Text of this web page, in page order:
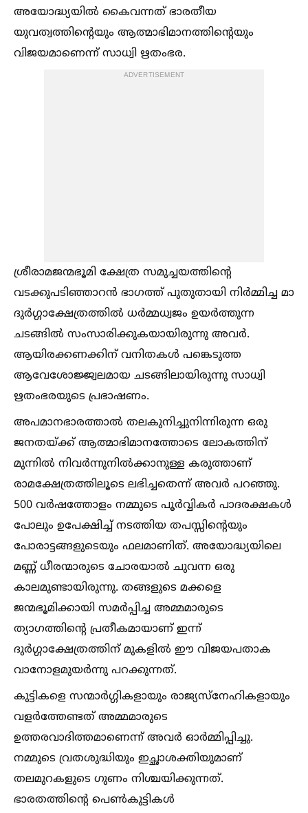
അയോദ്ധ്യയില്‍ കൈവന്നത് ഭാരതീയ
യുവത്വത്തിന്റെയും ആത്മാഭിമാനത്തിന്റെയും
വിജയമാണെന്ന് സാധ്വി ഋതംഭര.
ADVERTISEMENT
ശ്രീരാമജന്മഭൂമി ക്ഷേത്ര സമുച്ചയത്തിന്റെ
വടക്കുപടിഞ്ഞാറന്‍ ഭാഗത്ത് പുതുതായി നിര്‍മ്മിച്ച മാ
ദുര്‍ഗ്ഗാക്ഷേത്രത്തില്‍ ധര്‍മ്മധ്വജം ഉയര്‍ത്തുന്ന
ചടങ്ങില്‍ സംസാരിക്കുകയായിരുന്നു അവര്‍.
ആയിരക്കണക്കിന് വനിതകള്‍ പങ്കെടുത്ത
ആവേശോജ്ജ്വലമായ ചടങ്ങിലായിരുന്നു സാധ്വി
ഋതംഭരയുടെ പ്രഭാഷണം.
അപമാനഭാരത്താല്‍ തലകുനിച്ചുനിന്നിരുന്ന ഒരു
ജനതയ്‌ക്ക് ആത്മാഭിമാനത്തോടെ ലോകത്തിന്
മുന്നില്‍ നിവര്‍ന്നുനില്‍ക്കാനുള്ള കരുത്താണ്
രാമക്ഷേത്രത്തിലൂടെ ലഭിച്ചതെന്ന് അവര്‍ പറഞ്ഞു.
500 വര്‍ഷത്തോളം നമ്മുടെ പൂര്‍വ്വികര്‍ പാദരക്ഷകള്‍
പോലും ഉപേക്ഷിച്ച്‌ നടത്തിയ തപസ്സിന്റെയും
പോരാട്ടങ്ങളുടെയും ഫലമാണിത്. അയോദ്ധ്യയിലെ
മണ്ണ് ധീരന്മാരുടെ ചോരയാല്‍ ചുവന്ന ഒരു
കാലമുണ്ടായിരുന്നു. തങ്ങളുടെ മക്കളെ
ജന്മഭൂമിക്കായി സമര്‍പ്പിച്ച അമ്മമാരുടെ
ത്യാഗത്തിന്റെ പ്രതീകമായാണ് ഇന്ന്
ദുര്‍ഗ്ഗാക്ഷേത്രത്തിന് മുകളില്‍ ഈ വിജയപതാക
വാനോളമുയര്‍ന്നു പറക്കുന്നത്.
കുട്ടികളെ സന്മാര്‍ഗ്ഗികളായും രാജ്യസ്നേഹികളായും
വളര്‍ത്തേണ്ടത് അമ്മമാരുടെ
ഉത്തരവാദിത്തമാണെന്ന് അവര്‍ ഓര്‍മ്മിപ്പിച്ചു.
നമ്മുടെ വ്രതശുദ്ധിയും ഇച്ഛാശക്തിയുമാണ്
തലമുറകളുടെ ഗുണം നിശ്ചയിക്കുന്നത്.
ഭാരതത്തിന്റെ പെണ്‍കുട്ടികള്‍